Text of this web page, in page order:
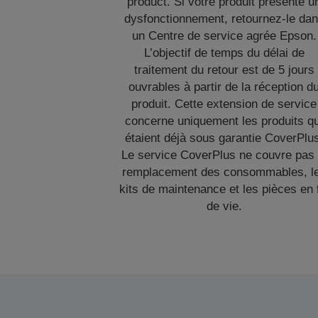
dysfonctionnement, retournez-le
un Centre de service agrée Epson.
L’objectif de temps du délai de
traitement du retour est de 5 jours
ouvrables à partir de la réception
produit. Cette extension de service
concerne uniquement les produits
étaient déjà sous garantie
Le service CoverPlus ne couvre pas
remplacement des consommables,
kits de maintenance et les pièces en
de vie.